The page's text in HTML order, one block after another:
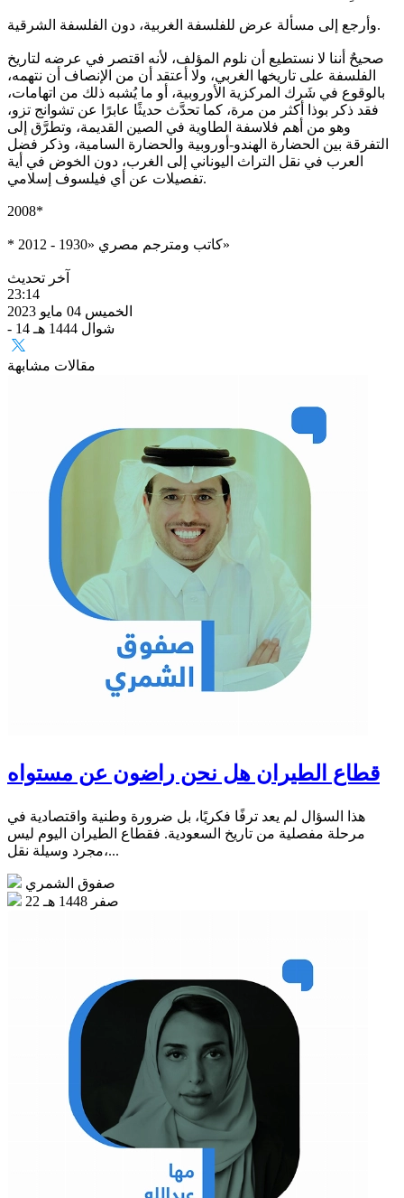
وأرجع إلى مسألة عرض للفلسفة الغربية، دون الفلسفة الشرقية.
صحيحٌ أننا لا نستطيع أن نلوم المؤلف، لأنه اقتصر في عرضه لتاريخ
الفلسفة على تاريخها الغربي، ولا أعتقد أن من الإنصاف أن نتهمه،
بالوقوع في شَرك المركزية الأوروبية، أو ما يُشبه ذلك من اتهامات،
فقد ذكر بوذا أكثر من مرة، كما تحدَّث حديثًا عابرًا عن تشوانج تزو،
وهو من أهم فلاسفة الطاوية في الصين القديمة، وتطرَّق إلى
التفرقة بين الحضارة الهندو-أوروبية والحضارة السامية، وذكر فضل
العرب في نقل التراث اليوناني إلى الغرب، دون الخوض في أية
تفصيلات عن أي فيلسوف إسلامي.
2008*
* كاتب ومترجم مصري «1930 - 2012»
آخر تحديث
23:14
الخميس 04 مايو 2023
- 14 شوال 1444 هـ
مقالات مشابهة
قطاع الطيران هل نحن راضون عن مستواه
هذا السؤال لم يعد ترفًا فكريًا، بل ضرورة وطنية واقتصادية في
مرحلة مفصلية من تاريخ السعودية. فقطاع الطيران اليوم ليس
مجرد وسيلة نقل،...
صفوق الشمري
22 صفر 1448 هـ